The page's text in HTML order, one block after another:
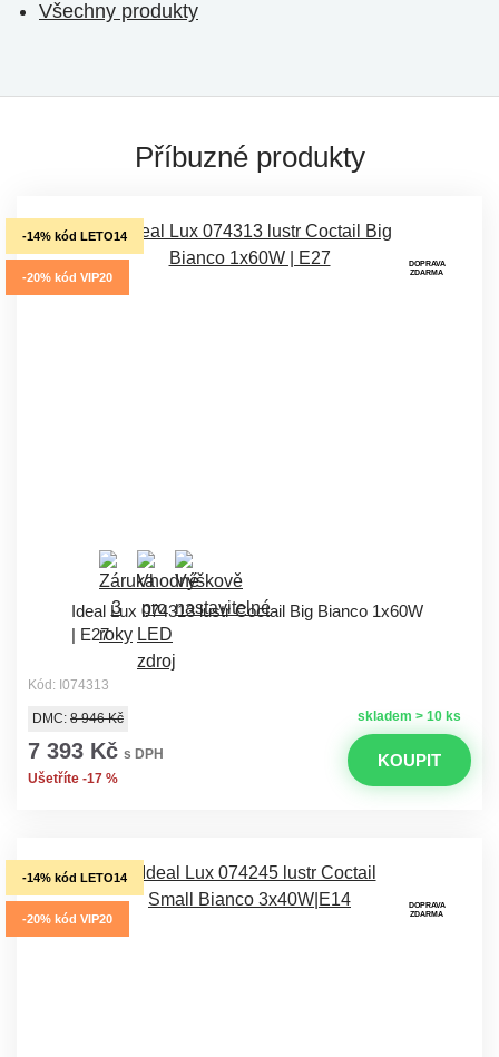
Všechny produkty
Příbuzné produkty
-14% kód LETO14
-20% kód VIP20
DOPRAVA
ZDARMA
Ideal Lux 074313 lustr Coctail Big Bianco 1x60W
| E27
Kód: I074313
skladem > 10 ks
DMC: 8 946 Kč
7 393 Kč s DPH
Ušetříte -17 %
KOUPIT
-14% kód LETO14
-20% kód VIP20
DOPRAVA
ZDARMA